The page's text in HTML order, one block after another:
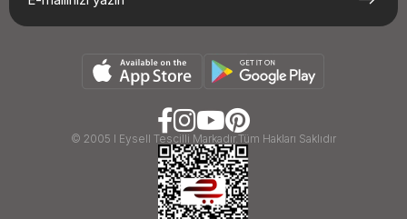
© 2005 I Eysell Tescilli Markadır.Tüm Hakları Saklıdır